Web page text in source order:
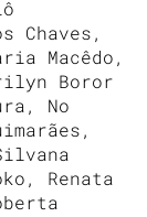
Chaves,
Macêdo,
Boror
No
Renata